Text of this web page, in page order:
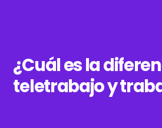
¿Cuál es la
teletrabajo y